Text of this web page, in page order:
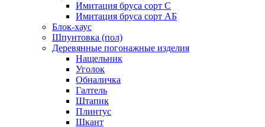
Имитация бруса сорт С
Имитация бруса сорт АБ
Блок-хаус
Шпунтовка (пол)
Деревянные погонажные изделия
Нащельник
Уголок
Обналичка
Галтель
Штапик
Плинтус
Шкант